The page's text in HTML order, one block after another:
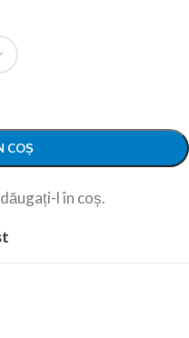
COȘ
l în coș.